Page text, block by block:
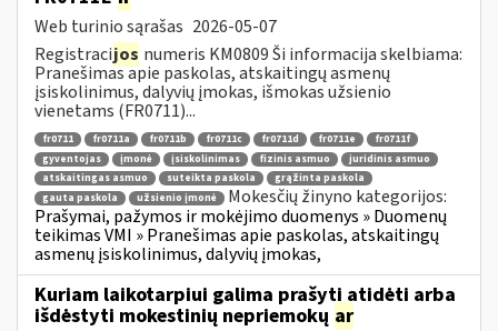
Web turinio sąrašas 2026-05-07
Registracijos numeris KM0809 Ši informacija skelbiama:
Pranešimas apie paskolas, atskaitingų asmenų
įsiskolinimus, dalyvių įmokas, išmokas užsienio
vienetams (FR0711)...
fr0711 fr0711a fr0711b fr0711c fr0711d fr0711e
fr0711f
gyventojas
įmonė įsiskolinimas fizinis asmuo
juridinis asmuo
atskaitingas asmuo
suteikta paskola
grąžinta paskola
gauta paskola
užsienio įmonė
Mokesčių žinyno kategorijos:
Prašymai, pažymos ir mokėjimo duomenys » Duomenų
teikimas VMI » Pranešimas apie paskolas, atskaitingų
asmenų įsiskolinimus, dalyvių įmokas,
Kuriam laikotarpiui galima prašyti atidėti arba
išdėstyti mokestinių nepriemokų ar